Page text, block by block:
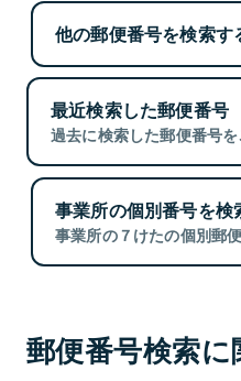
他の郵便番号を検索す
最近検索した郵便番号
過去に検索した郵便番号を
事業所の個別番号を検
事業所の７けたの個別郵
郵便番号検索